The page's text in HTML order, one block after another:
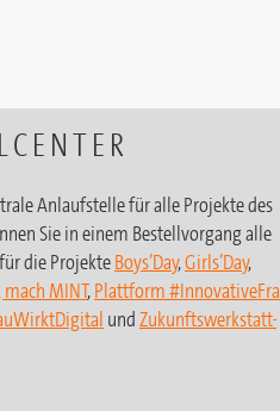
Anlaufstelle für alle Projekte des
Sie in einem Bestellvorgang alle
für die ProjekteBoys’Day,Girls’Day,
MINT,Plattform
undZukunftswerkstatt-